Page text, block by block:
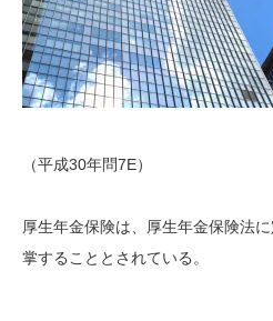
（平成30年問7E）
厚生年金保険は、厚生年金保険法
掌することとされている。